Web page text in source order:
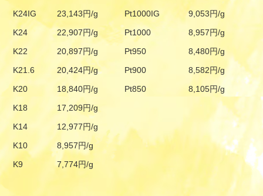
K24IG
23,143円/g Pt1000IG
9,053円/g
K24
22,907円/g Pt1000
8,957円/g
K22
20,897円/g Pt950
8,480円/g
K21.6
20,424円/g Pt900
8,582円/g
K20
18,840円/g Pt850
8,105円/g
K18
17,209円/g
K14
12,977円/g
K10
8,957円/g
K9
7,774円/g